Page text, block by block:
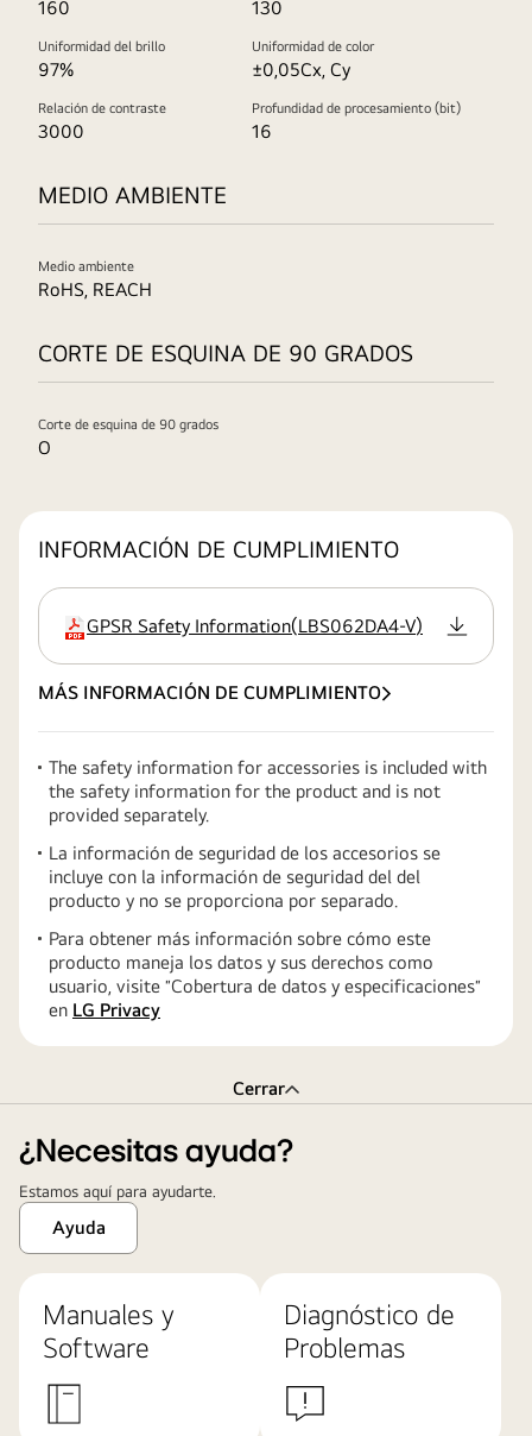
160 130
Uniformidad del brillo
97%
Uniformidad de color
±0,05Cx, Cy
Relación de contraste
3000
Profundidad de procesamiento (bit)
16
MEDIO AMBIENTE
Medio ambiente
RoHS, REACH
CORTE DE ESQUINA DE 90 GRADOS
Corte de esquina de 90 grados
O
INFORMACIÓN DE CUMPLIMIENTO
extensión:pdf
GPSR Safety Information(LBS062DA4-V)
MÁS INFORMACIÓN DE CUMPLIMIENTO
The safety information for accessories is included with
the safety information for the product and is not
provided separately.
La información de seguridad de los accesorios se
incluye con la información de seguridad del del
producto y no se proporciona por separado.
Para obtener más información sobre cómo este
producto maneja los datos y sus derechos como
usuario, visite ″Cobertura de datos y especificaciones″
en LG Privacy
Cerrar
¿Necesitas ayuda?
Estamos aquí para ayudarte.
Ayuda
Manuales y
Software
Diagnóstico de
Problemas